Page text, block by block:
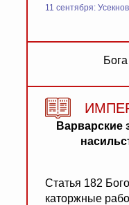
11 сентября:
Варварские
Статья 182
каторжные